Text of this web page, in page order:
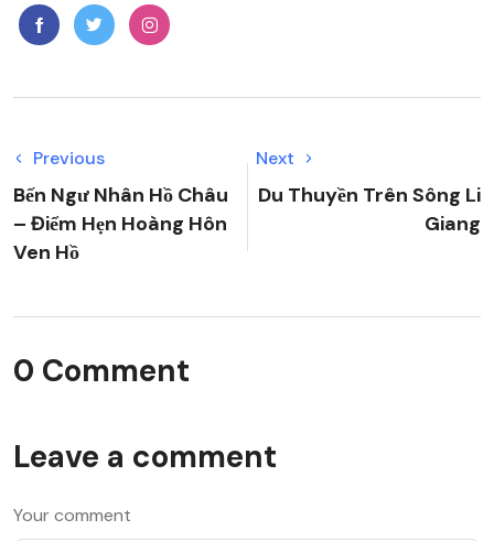
Previous
Bến Ngư Nhân Hồ Châu
– Điểm Hẹn Hoàng Hôn
Ven Hồ
Next
Du Thuyền Trên Sông Li
Giang
0 Comment
Leave a comment
Your comment